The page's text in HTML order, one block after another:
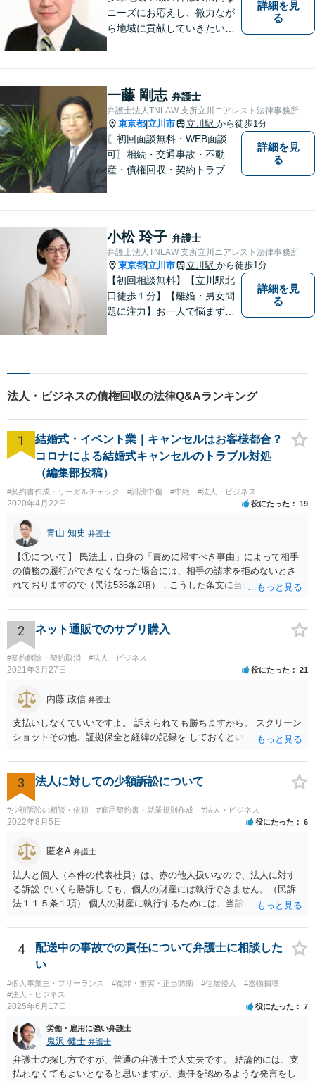
ニーズにお応えし、微力なが
ら地域に貢献していきたいと
詳細を見
る
一藤 剛志 弁護士
弁護士法人TNLAW 支所立川ニアレスト法律事務所
東京都 立川市 立川駅 から徒歩1分
〖初回面談無料・WEB面談
可〗相続・交通事故・不動
産・債権回収・契約トラブル
詳細を見
る
小松 玲子 弁護士
弁護士法人TNLAW 支所立川ニアレスト法律事務所
東京都 立川市 立川駅 から徒歩1分
【初回相談無料】【立川駅北
口徒歩１分】【離婚・男女問
題に注力】お一人で悩まず、
詳細を見
る
法人・ビジネスの債権回収の法律Q&Aランキング
1
結婚式・イベント業｜キャンセルはお客様都合？
コロナによる結婚式キャンセルのトラブル対処
（編集部投稿）
#契約書作成・リーガルチェック #誹謗中傷 #中絶 #法人・ビジネス
2020年4月22日 役にたった 19
青山 知史 弁護士
【①について】 民法上，自身の「責めに帰すべき事由」によって相手
の債務の履行ができなくなった場合には、相手の請求を拒めないとさ
れておりますので（民法536条2項），こうした条文に当たるかが問題
現在の各宣言や要請は，強制力のあるものではなく，震災等で対象施
設が滅失してしまった場合と異なり，挙式等自体が物理的に不可能に
なったとまではいえないかと思われます。こうした中で，顧客の判断
でキャンセルを申し出たとすれば，形式的には顧客側に帰責性があっ
たといえる可能性は考えられます。 一方で，実質的に考えた場合，集
婚式場等の施設についても，解釈によっては集会に供する施設の1つと
して，休止要請の対象と考える余地はあるかと思われます。 こうした
解釈を採った場合，強制力はないまでも，事実上挙式等の実施が困難
となる外部的要因があったとして，顧客の「責めに帰すべき事由」が
め，安易に請求ができると考えるのは危険かと思われます。 なお，仮
に全額の請求が不可能となっても，これまでに生じた費用や打合せ相
当分の報酬の範囲であれば，中途終了時の委任事務への報酬請求や不
当利得返還請求として，支払いを求められる可能性はあるかと思われ
えない場合，基本的には代理人を介した交渉や，法的手続きを取るこ
確実に認められる事案ではないと思われるため，法的手続きまでは行
わず，協議によって適切な範囲での支払いに関する合意を目指す方が
良いかと思われます。 【③について】 事実か否かにかかわらず，相手
は，発信者自身の情報の開示を受けた上で，発進した当人に対する損
害賠償請求等を行うことも可能です。
2 ネット通販でのサプリ購入
#契約解除・契約取消 #法人・ビジネス
2021年3月27日 役にたった 21
内藤 政信 弁護士
支払いしなくていいですよ。 訴えられても勝ちますから。 スクリーン
ショットその他、証拠保全と経緯の記録を しておくといいでしょう。
3 法人に対しての少額訴訟について
#少額訴訟の相談・依頼 #雇用契約書・就業規則作成 #法人・ビジネス
2022年8月5日 役にたった 6
匿名A 弁護士
法人と個人（本件の代表社員）は、赤の他人扱いなので、法人に対す
る訴訟でいくら勝訴しても、個人の財産には執行できません。（民訴
法１１５条１項） 個人の財産に執行するためには、当該個人に対して
ります。貴殿が被告になった場合は、「彼氏」の干渉を受けずに応訴
することができます。「彼女」氏は、故意又は重過失を立証する必要
があります。 なお、仮に会社法４２９条の責任が認められ敗訴した場
３０条）。「彼女」氏は、５０万円の範囲内でどちらにいくら請求し
てもよく、支払った人はその半額をもう一人の代表社員に請求（求
4
配送中の事故での責任について弁護士に相談した
い
#個人事業主・フリーランス #冤罪・無実・正当防衛 #住居侵入
#器物損壊
#法人・ビジネス
2025年6月17日 役にたった 7
労働・雇用に強い弁護士
鬼沢 健士 弁護士
弁護士の探し方ですが、普通の弁護士で大丈夫です。 結論的には、支
払わなくてもよいとなると思いますが、責任を認めるような発言をし